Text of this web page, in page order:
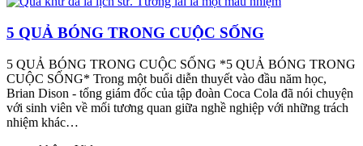
5 QUẢ BÓNG TRONG CUỘC SỐNG
5 QUẢ BÓNG TRONG CUỘC SỐNG *5 QUẢ BÓNG TRONG
CUỘC SỐNG* Trong một buổi diễn thuyết vào đầu năm học,
Brian Dison - tổng giám đốc của tập đoàn Coca Cola đã nói chuyện
với sinh viên về mối tương quan giữa nghề nghiệp với những trách
nhiệm khác…